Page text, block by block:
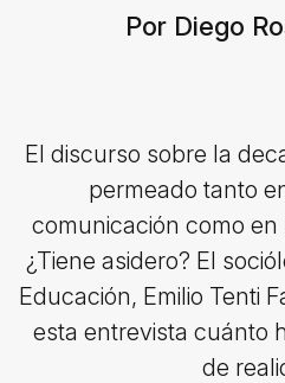
Por Diego
El discurso sobre la
permeado tanto
comunicación como
¿Tiene asidero? El
Educación, Emilio Tenti
esta entrevista cuánto
de